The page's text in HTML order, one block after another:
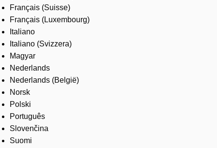
Français (Suisse)
Français (Luxembourg)
Italiano
Italiano (Svizzera)
Magyar
Nederlands
Nederlands (België)
Norsk
Polski
Português
Slovenčina
Suomi